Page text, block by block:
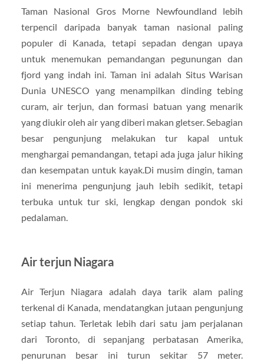
Taman Nasional Gros Morne Newfoundland lebih
terpencil daripada banyak taman nasional paling
populer di Kanada, tetapi sepadan dengan upaya
untuk menemukan pemandangan pegunungan dan
fjord yang indah ini. Taman ini adalah Situs Warisan
Dunia UNESCO yang menampilkan dinding tebing
curam, air terjun, dan formasi batuan yang menarik
yang diukir oleh air yang diberi makan gletser. Sebagian
besar pengunjung melakukan tur kapal untuk
menghargai pemandangan, tetapi ada juga jalur hiking
dan kesempatan untuk kayak.Di musim dingin, taman
ini menerima pengunjung jauh lebih sedikit, tetapi
terbuka untuk tur ski, lengkap dengan pondok ski
pedalaman.
Air terjun Niagara
Air Terjun Niagara adalah daya tarik alam paling
terkenal di Kanada, mendatangkan jutaan pengunjung
setiap tahun. Terletak lebih dari satu jam perjalanan
dari Toronto, di sepanjang perbatasan Amerika,
penurunan besar ini turun sekitar 57 meter.